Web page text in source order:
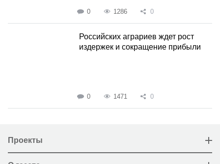
0 1286 0
Российских аграриев ждет рост
издержек и сокращение прибыли
0 1471 0
Проекты